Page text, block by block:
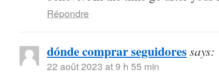
Répondre
dónde comprar seguidoressays:
22 août 2023 at 9 h 55 min